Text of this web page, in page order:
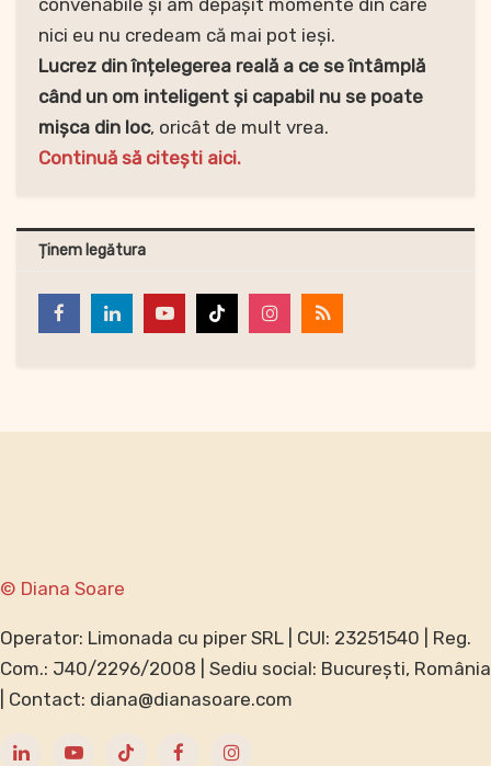
nici eu nu credeam că mai pot ieși.
Lucrez din înțelegerea reală a ce se întâmplă
când un om inteligent și capabil nu se poate
mișca din loc, oricât de mult vrea.
Continuă să citești aici.
Ținem legătura
© Diana Soare
Operator: Limonada cu piper SRL | CUI: 23251540 | Reg.
Com.: J40/2296/2008 | Sediu social: București, România
| Contact: diana@dianasoare.com